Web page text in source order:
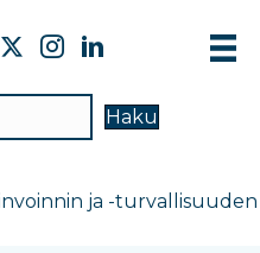
Haku
ja -turvallisuuden